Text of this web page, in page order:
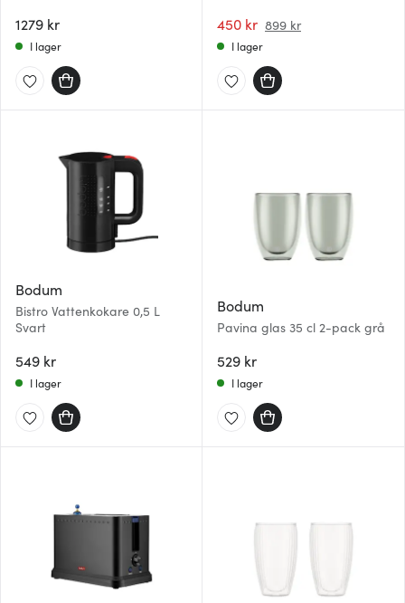
1279 kr
I lager
450 kr 899 kr
I lager
Bodum
Bistro Vattenkokare 0,5 L
Svart
549 kr
I lager
Bodum
Pavina glas 35 cl 2-pack grå
529 kr
I lager